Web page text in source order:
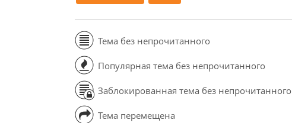
Тема без непрочитанного
Популярная тема без непрочитанного
Заблокированная тема без непрочитанного
Тема перемещена